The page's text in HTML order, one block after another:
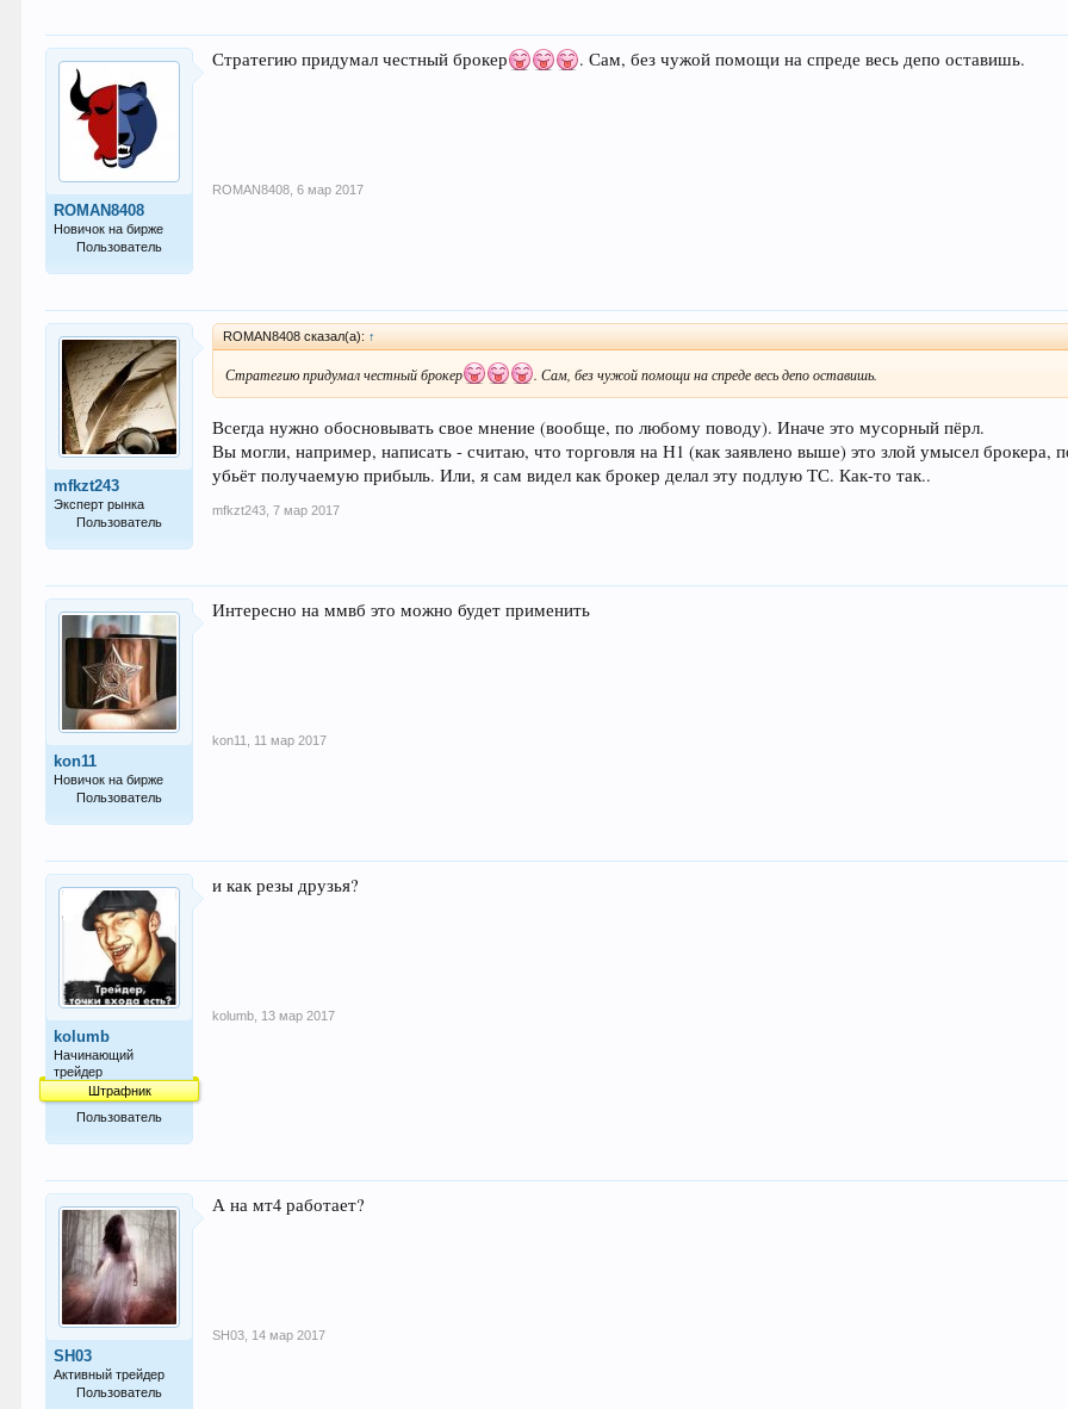
ROMAN8408
Новичок на бирже
Пользователь
Стратегию придумал честный брокер . Сам, без чужой помощи на спреде весь депо оставишь.
ROMAN8408 6 мар 2017
mfkzt243
Эксперт рынка
Пользователь
ROMAN8408 сказал(а): ↑
Стратегию придумал честный брокер . Сам, без чужой помощи на спреде весь депо оставишь.
Всегда нужно обосновывать свое мнение (вообще, по любому поводу). Иначе это мусорный пёрл.
Вы могли, например, написать - считаю, что торговля на Н1 (как заявлено выше) это злой умысел брокера,
убьёт получаемую прибыль. Или, я сам видел как брокер делал эту подлую ТС. Как-то так..
mfkzt243 7 мар 2017
kon11
Новичок на бирже
Пользователь
Интересно на ммвб это можно будет применить
kon11 11 мар 2017
kolumb
Начинающий
трейдер
Штрафник
Пользователь
и как резы друзья?
kolumb 13 мар 2017
SH03
Активный трейдер
Пользователь
А на мт4 работает?
SH03 14 мар 2017